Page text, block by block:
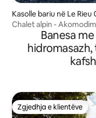
Kasolle bariu në Le Rieu
Chalet alpin -
Banesa
Zgjedhja e klientëve
Zgjedhja e klientëve